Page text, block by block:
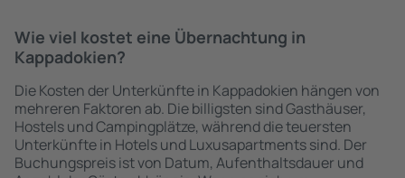
Wie viel kostet eine Übernachtung in
Kappadokien?
Die Kosten der Unterkünfte in Kappadokien hängen von
mehreren Faktoren ab. Die billigsten sind Gasthäuser,
Hostels und Campingplätze, während die teuersten
Unterkünfte in Hotels und Luxusapartments sind. Der
Buchungspreis ist von Datum, Aufenthaltsdauer und